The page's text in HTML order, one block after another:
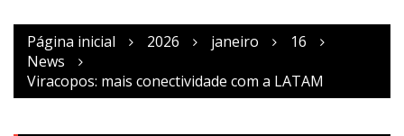
Página inicial 2026 janeiro
16
News
Viracopos: mais conectividade com a LATAM